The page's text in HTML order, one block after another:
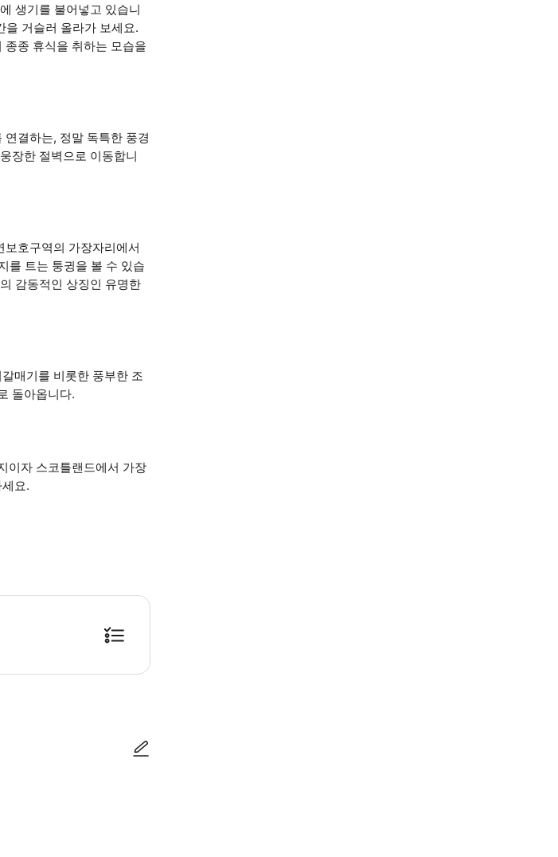
생기를 불어넣고 있습니
을 거슬러 올라가 보세요.
종 휴식을 취하는 모습을
결하는, 정말 독특한 풍경
장한 절벽으로 이동합니
호구역의 가장자리에서
를 트는 퉁귕을 볼 수 있습
감동적인 상징인 유명한
매기를 비롯한 풍부한 조
돌아옵니다.
이자 스코틀랜드에서 가장
요.
라 소요 시간이 다를 수 있으니, 예약 시 확인 부탁드립니다.)